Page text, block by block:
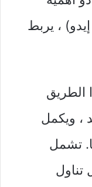
، يربط
الطريق
، ويكمل
تشمل
تناول